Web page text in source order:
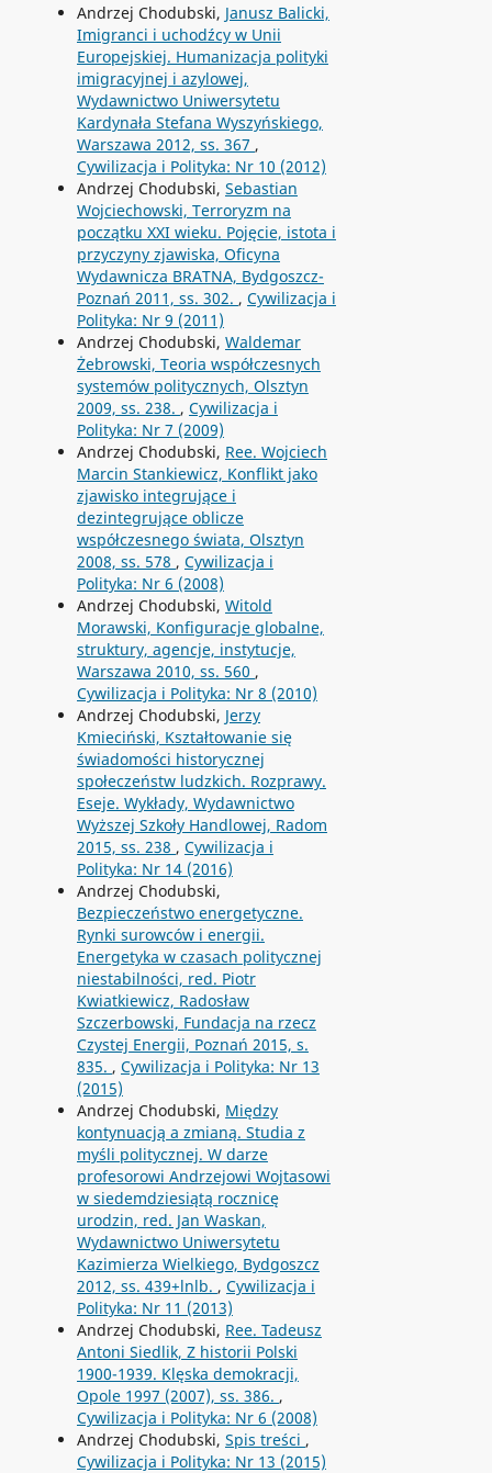
Andrzej Chodubski, Janusz Balicki,
Imigranci i uchodźcy w Unii
Europejskiej. Humanizacja polityki
imigracyjnej i azylowej,
Wydawnictwo Uniwersytetu
Kardynała Stefana Wyszyńskiego,
Warszawa 2012, ss. 367 ,
Cywilizacja i Polityka: Nr 10 (2012)
Andrzej Chodubski, Sebastian
Wojciechowski, Terroryzm na
początku XXI wieku. Pojęcie, istota i
przyczyny zjawiska, Oficyna
Wydawnicza BRATNA, Bydgoszcz-
Poznań 2011, ss. 302. , Cywilizacja i
Polityka: Nr 9 (2011)
Andrzej Chodubski, Waldemar
Żebrowski, Teoria współczesnych
systemów politycznych, Olsztyn
2009, ss. 238. , Cywilizacja i
Polityka: Nr 7 (2009)
Andrzej Chodubski, Ree. Wojciech
Marcin Stankiewicz, Konflikt jako
zjawisko integrujące i
dezintegrujące oblicze
współczesnego świata, Olsztyn
2008, ss. 578 , Cywilizacja i
Polityka: Nr 6 (2008)
Andrzej Chodubski, Witold
Morawski, Konfiguracje globalne,
struktury, agencje, instytucje,
Warszawa 2010, ss. 560 ,
Cywilizacja i Polityka: Nr 8 (2010)
Andrzej Chodubski, Jerzy
Kmieciński, Kształtowanie się
świadomości historycznej
społeczeństw ludzkich. Rozprawy.
Eseje. Wykłady, Wydawnictwo
Wyższej Szkoły Handlowej, Radom
2015, ss. 238 , Cywilizacja i
Polityka: Nr 14 (2016)
Andrzej Chodubski,
Bezpieczeństwo energetyczne.
Rynki surowców i energii.
Energetyka w czasach politycznej
niestabilności, red. Piotr
Kwiatkiewicz, Radosław
Szczerbowski, Fundacja na rzecz
Czystej Energii, Poznań 2015, s.
835. , Cywilizacja i Polityka: Nr 13
(2015)
Andrzej Chodubski, Między
kontynuacją a zmianą. Studia z
myśli politycznej. W darze
profesorowi Andrzejowi Wojtasowi
w siedemdziesiątą rocznicę
urodzin, red. Jan Waskan,
Wydawnictwo Uniwersytetu
Kazimierza Wielkiego, Bydgoszcz
2012, ss. 439+lnlb. , Cywilizacja i
Polityka: Nr 11 (2013)
Andrzej Chodubski, Ree. Tadeusz
Antoni Siedlik, Z historii Polski
1900-1939. Klęska demokracji,
Opole 1997 (2007), ss. 386. ,
Cywilizacja i Polityka: Nr 6 (2008)
Andrzej Chodubski, Spis treści ,
Cywilizacja i Polityka: Nr 13 (2015)